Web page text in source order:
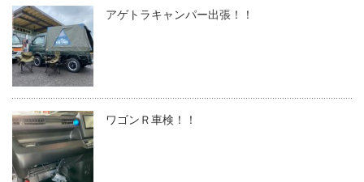
アゲトラキャンパー出張！！
ワゴンＲ車検！！